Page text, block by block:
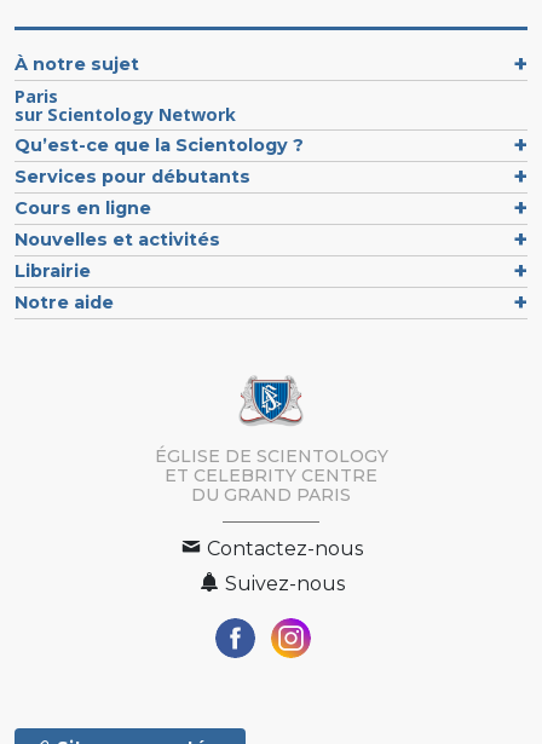
considère-t-elle
À notre sujet
Paris
sur Scientology Network
Qu’est-ce que la Scientology ?
Services pour débutants
Cours en ligne
Nouvelles et activités
Librairie
Notre aide
ÉGLISE DE SCIENTOLOGY
ET CELEBRITY CENTRE
DU GRAND PARIS
Contactez-nous
Suivez-nous